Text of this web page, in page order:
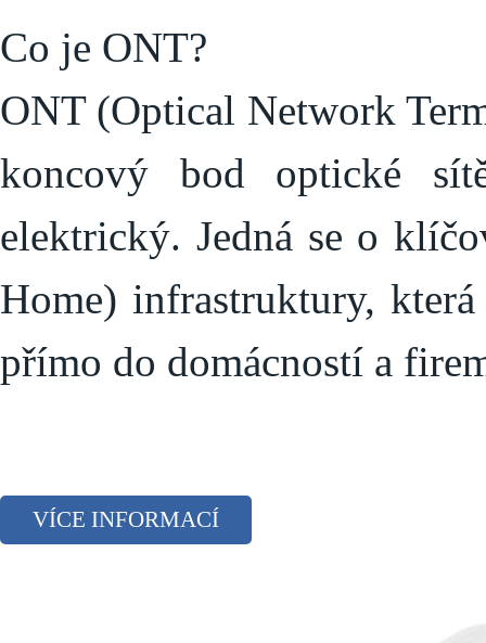
Co je ONT?
ONT (Optical Network
koncový bod optické
elektrický. Jedná se o
Home) infrastruktury,
přímo do domácností a
VÍCE INFORMACÍ